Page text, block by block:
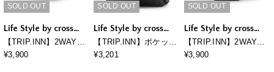
SOLD OUT
Life Style by cross
marche
【TRIP.INN】2WAYポ
ケッタブルボストンバ
¥3,900
SOLD OUT
Life Style by cross
marche
【TRIP.INN】ポケッタ
ブルライトリュック
¥3,201
SOLD OUT
Life Style by cross
marche
【TRIP.INN】2WAYポ
ケッタブルボストンバ
¥3,900